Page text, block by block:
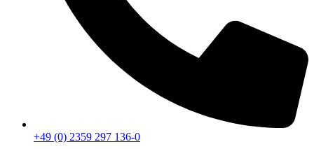
+49 (0) 2359 297 136-0